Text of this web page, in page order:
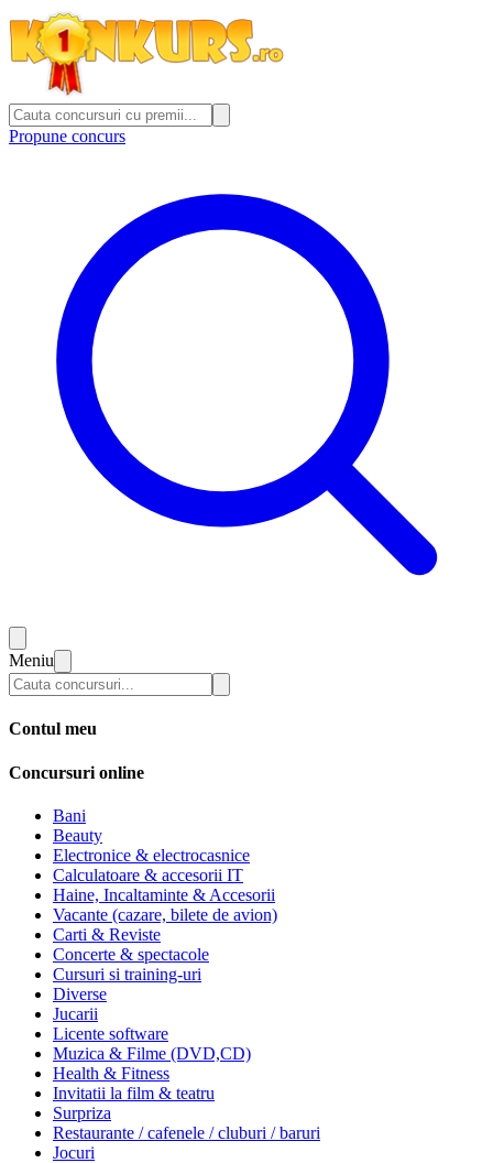
Propune concurs
Meniu
Contul meu
Concursuri online
Bani
Beauty
Electronice & electrocasnice
Calculatoare & accesorii IT
Haine, Incaltaminte & Accesorii
Vacante (cazare, bilete de avion)
Carti & Reviste
Concerte & spectacole
Cursuri si training-uri
Diverse
Jucarii
Licente software
Muzica & Filme (DVD,CD)
Health & Fitness
Invitatii la film & teatru
Surpriza
Restaurante / cafenele / cluburi / baruri
Jocuri